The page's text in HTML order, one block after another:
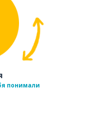
понимали